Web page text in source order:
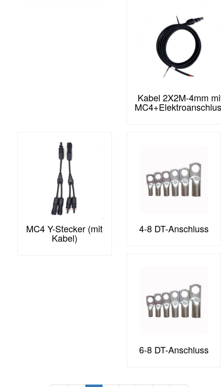
Kabel 2X2M-4mm
MC4 Y-Stecker (mit
Kabel)
4-8 DT-Anschluss
6-8 DT-Anschluss